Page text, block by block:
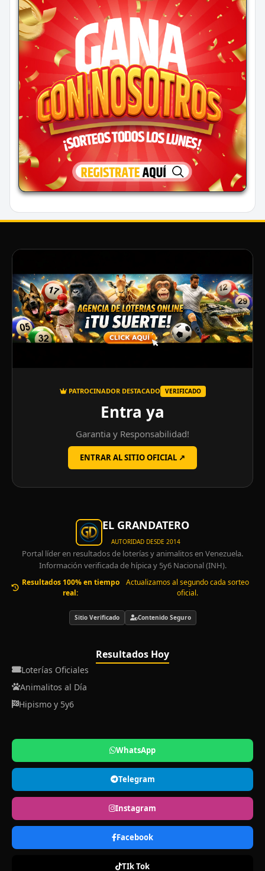
PATROCINADOR DESTACADO VERIFICADO
Entra ya
Garantia y Responsabilidad!
ENTRAR AL SITIO OFICIAL ↗
EL GRANDATERO
AUTORIDAD DESDE 2014
Portal líder en resultados de loterías y animalitos en Venezuela.
Información verificada de hípica y 5y6 Nacional (INH).
Resultados 100% en tiempo
real:
Actualizamos al segundo cada sorteo
oficial.
Sitio Verificado Contenido Seguro
Resultados Hoy
Loterías Oficiales
Animalitos al Día
Hipismo y 5y6
WhatsApp
Telegram
Instagram
Facebook
TIk Tok